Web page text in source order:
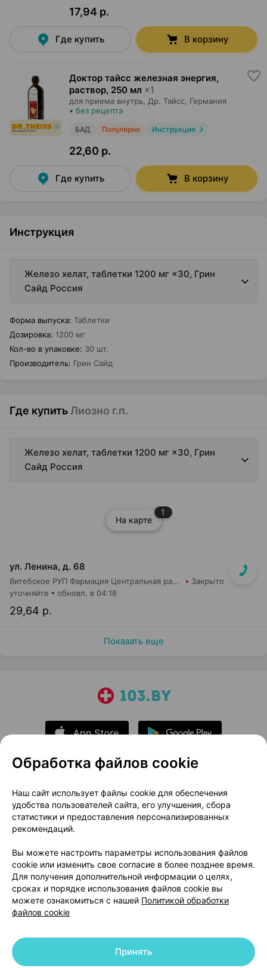
17,94 р.
Где купить В корзину
Доктор тайсс железная энергия,
раствор, 250 мл ×1
для приема внутрь, Др. Тайсс , Германия
• без рецепта
БАД Популярно Инструкция
22,60 р.
Где купить В корзину
Инструкция
Железо хелат, таблетки 1200 мг ×30, Грин
Сайд Россия
Форма выпуска: Таблетки
Дозировка: 1200 мг
Кол-во в упаковке: 30 шт.
Производитель: Грин Сайд
Где купитьЛиозно г.п.
Железо хелат, таблетки 1200 мг ×30, Грин
Сайд Россия
На карте
1
ул. Ленина, д. 68
Витебское РУП Фармация Центральная районная аптека №16 Закрыто
29,64 р.
уточняйте обновл. в 04:18
Показать еще
О проекте
Новости проекта
Размещение рекламы
Медицинский маркетинг
Публичный договор
Доставка
Способы оплаты
Вакансии
Партнеры
Написать руководителю 103.by
Написать в поддержку
Персональные настройки Cookie
© 2026 ООО «Артокс Лаб», УНП 191700409 | 220012, Республика Беларусь,
Обработка файлов cookie
Наш сайт использует файлы cookie для обеспечения
удобства пользователей сайта, его улучшения, сбора
статистики и предоставления персонализированных
рекомендаций.
Вы можете настроить параметры использования файлов
cookie или изменить свое согласие в более позднее время.
Для получения дополнительной информации о целях,
сроках и порядке использования файлов cookie вы
можете ознакомиться с нашей Политикой обработки
файлов cookie
Принять